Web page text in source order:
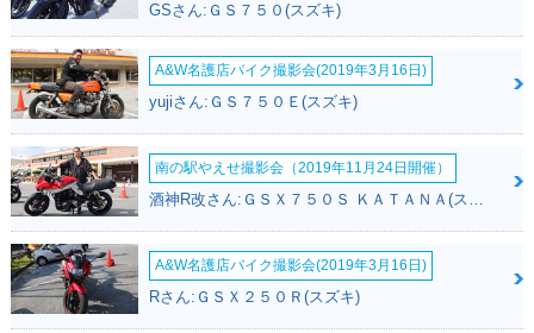
GSさん:ＧＳ７５０(スズキ)
A&W名護店バイク撮影会(2019年3月16日)
yujiさん:ＧＳ７５０Ｅ(スズキ)
南の駅やえせ撮影会（2019年11月24日開催）
A&W名護店バイク撮影会(2019年3月16日)
Rさん:ＧＳＸ２５０Ｒ(スズキ)